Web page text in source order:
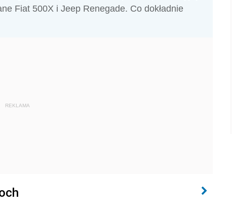
Fiat 500X i Jeep Renegade. Co dokładnie
REKLAMA